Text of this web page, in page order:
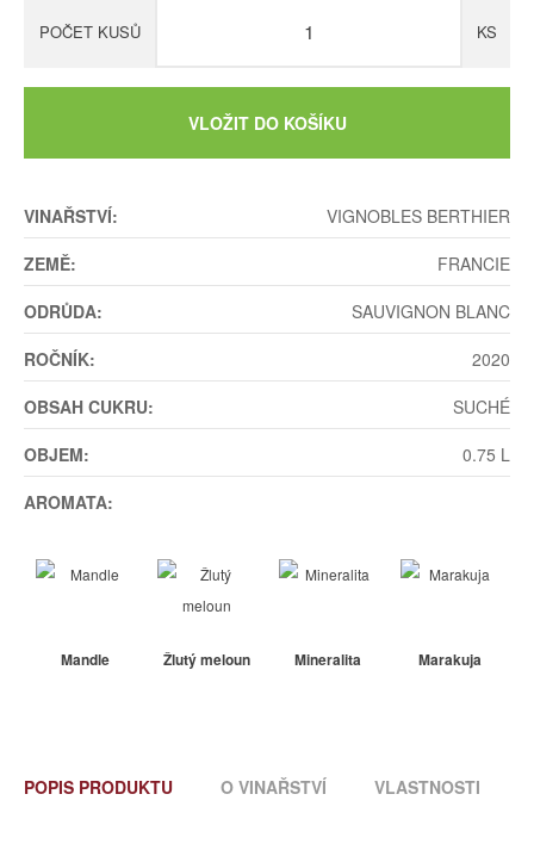
POČET KUSŮ KS
VLOŽIT DO KOŠÍKU
VINAŘSTVÍ:
VIGNOBLES BERTHIER
ZEMĚ:
FRANCIE
ODRŮDA:
SAUVIGNON BLANC
ROČNÍK:
2020
OBSAH CUKRU:
SUCHÉ
OBJEM:
0.75 L
AROMATA:
Mandle Žlutý meloun Mineralita Marakuja
POPIS PRODUKTU O VINAŘSTVÍ VLASTNOSTI